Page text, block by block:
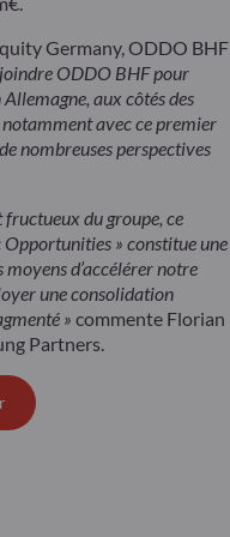
Germany, ODDO BHF
ODDO BHF pour
aux côtés des
avec ce premier
nombreuses perspectives
fructueux du groupe, ce
» constitue une
d’accélérer notre
une consolidation
» commente Florian
Partners.